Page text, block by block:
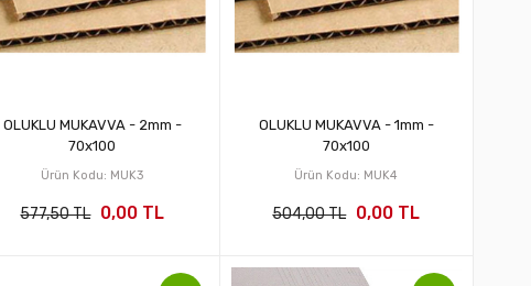
OLUKLU MUKAVVA - 2mm -
70x100
Ürün Kodu: MUK3
577,50 TL 0,00 TL
OLUKLU MUKAVVA - 1mm -
70x100
Ürün Kodu: MUK4
504,00 TL 0,00 TL